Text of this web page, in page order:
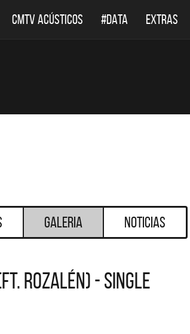
CMTV ACÚSTICOS #DATA EXTRAS
Galeria Noticias
ROZALÉN) - SINGLE
los CMTV
DESTACADOS
ARGENTINA